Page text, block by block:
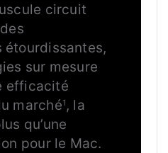
circuit
étourdissantes,
sur mesure
efficacité
marché1 , la
qu’une
pour le Mac.